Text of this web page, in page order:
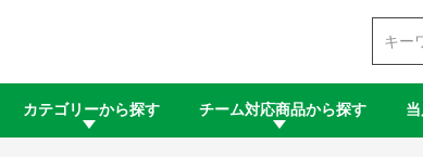
カテゴリーから探す チーム対応商品から探す